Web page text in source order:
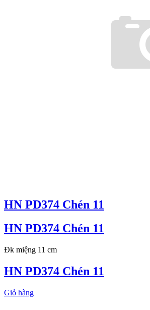
HN PD374 Chén 11
HN PD374 Chén 11
Đk miệng 11 cm
HN PD374 Chén 11
Giỏ hàng